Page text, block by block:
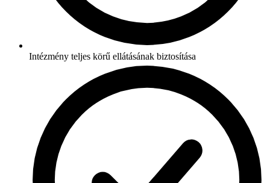
Intézmény teljes körű ellátásának biztosítása